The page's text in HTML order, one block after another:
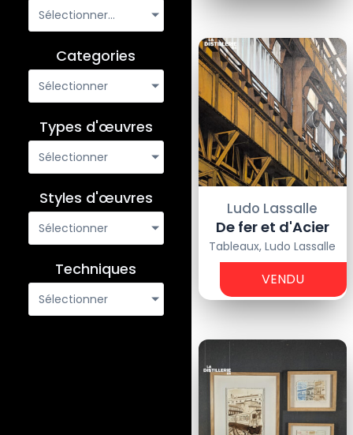
Sélectionner...
Categories
Sélectionner
Types d'œuvres
Sélectionner
Styles d'œuvres
Sélectionner
Techniques
Sélectionner
Ludo Lassalle
De fer et d'Acier
Tableaux,Ludo Lassalle
€
VENDU